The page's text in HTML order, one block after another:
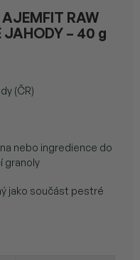
RAW
JAHODY – 40 g
(ČR)
nebo ingredience do
granoly
jako součást pestré